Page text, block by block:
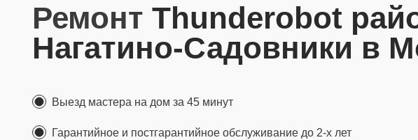
Ремонт Thunderobot
Нагатино-Садовники в
Выезд мастера на дом за 45 минут
Гарантийное и постгарантийное обслуживание до 2-х лет